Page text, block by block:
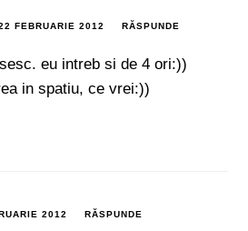
FEBRUARIE 2012 RĂSPUNDE
eu intreb si de 4 ori:))
in spatiu, ce vrei:))
2012 RĂSPUNDE